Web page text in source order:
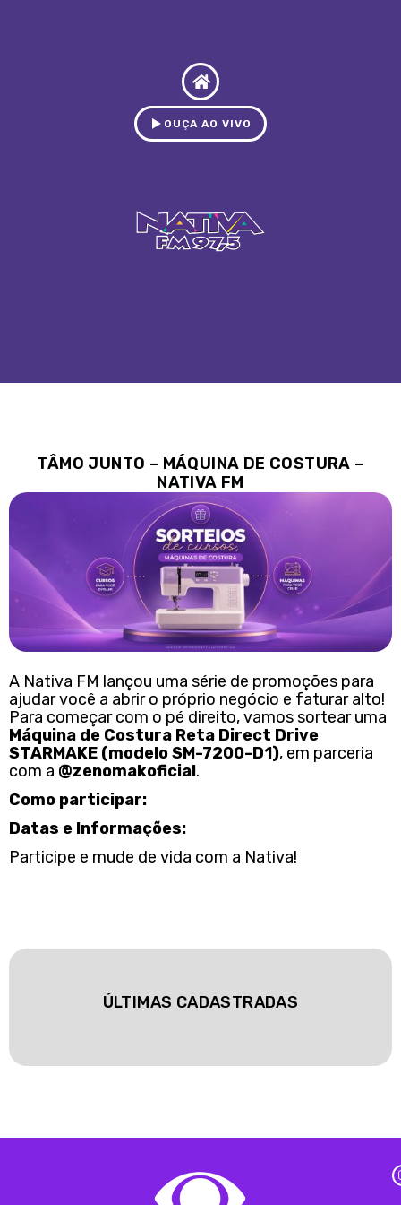
OUÇA AO VIVO
TÂMO JUNTO – MÁQUINA DE COSTURA –
NATIVA FM
A Nativa FM lançou uma série de promoções para
ajudar você a abrir o próprio negócio e faturar alto!
Para começar com o pé direito, vamos sortear uma
Máquina de Costura Reta Direct Drive
STARMAKE (modelo SM-7200-D1), em parceria
com a @zenomakoficial.
Como participar:
Datas e Informações:
Participe e mude de vida com a Nativa!
ÚLTIMAS CADASTRADAS